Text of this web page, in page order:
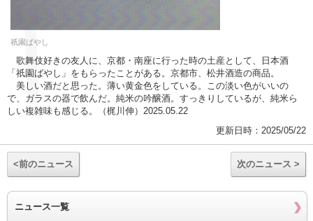
祇園ばやし
歌舞伎好きの友人に、京都・南座に行った時の土産として、日本酒
「祇園ばやし」をもらったことがある。京都市、松井酒造の商品。
美しい酒だと思った。薄い黄金色をしている。この淡い色がいいの
で、ガラスの器で飲んだ。純米の吟醸酒。すっきりしているが、純米ら
しい複雑味も感じる。（梶川伸）2025.05.22
更新日時：2025/05/22
<前のニュース 次のニュース >
ニュース一覧